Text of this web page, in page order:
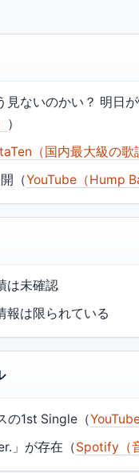
見ないのかい？ 明日
）
（国内最大級の
（YouTube（Hump
は未確認
報は限られている
の1st Single（
」が存在（Spotify（